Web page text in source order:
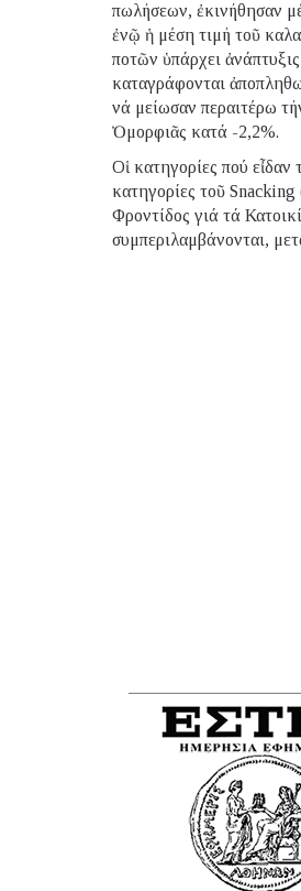
πωλήσεων, ἐκινήθησαν
ἐνῷ ἡ μέση τιμή τοῦ
ποτῶν ὑπάρχει
καταγράφονται
νά μείωσαν περαιτέρω
Ὀμορφιᾶς κατά -2,2%.
Οἱ κατηγορίες πού εἶδαν
κατηγορίες τοῦ
Φροντίδος γιά τά
συμπεριλαμβάνονται,